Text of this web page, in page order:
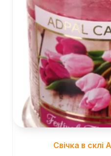
Свічка в склі